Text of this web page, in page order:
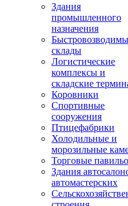
Здания
промышленного
назначения
склады
Логистические
комплексы и
складские
Коровники
Спортивные
сооружения
Птицефабрики
Холодильные и
морозильные
Торговые
Здания
автомастерских